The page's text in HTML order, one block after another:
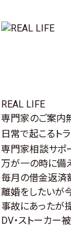
REAL LIFE
専門家のご案内
日常で起こるト
専門家相談サポ
万が一の時に備
毎月の借金返済
離婚をしたいが
事故にあったが
DV・ストーカー